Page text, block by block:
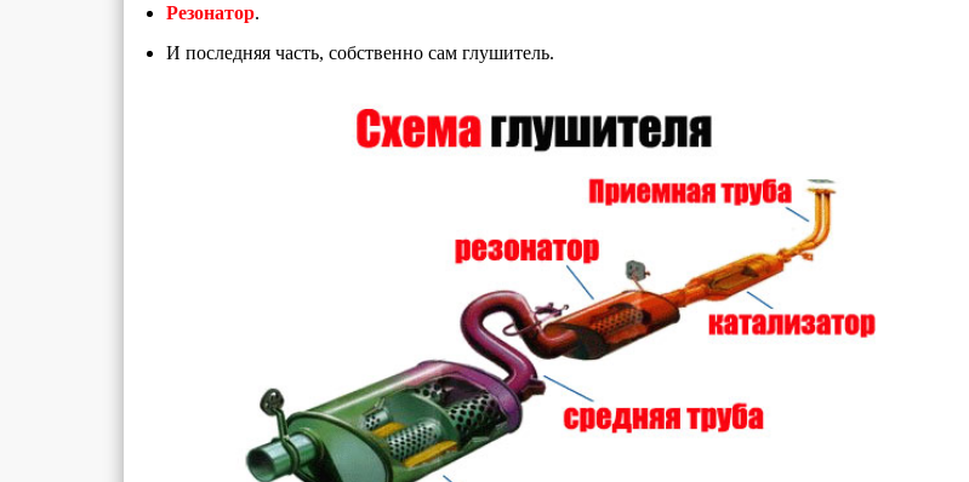
Резонатор.
И последняя часть, собственно сам глушитель.